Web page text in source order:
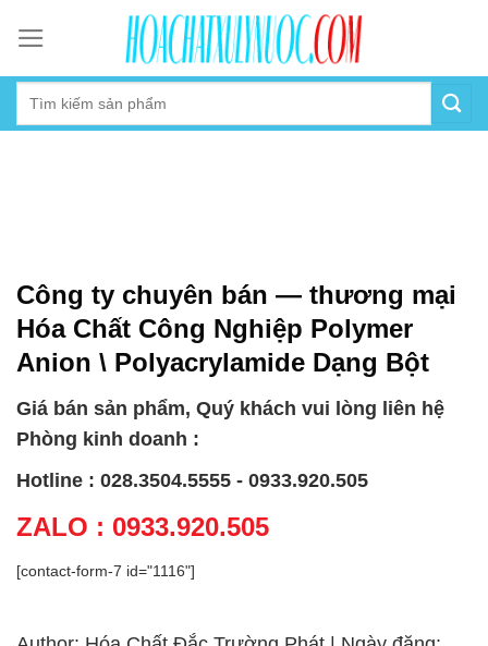
content
Công ty chuyên bán — thương mại
Hóa Chất Công Nghiệp Polymer
Anion \ Polyacrylamide Dạng Bột
Giá bán sản phẩm, Quý khách vui lòng liên hệ
Phòng kinh doanh :
Hotline : 028.3504.5555 - 0933.920.505
ZALO : 0933.920.505
[contact-form-7 id="1116"]